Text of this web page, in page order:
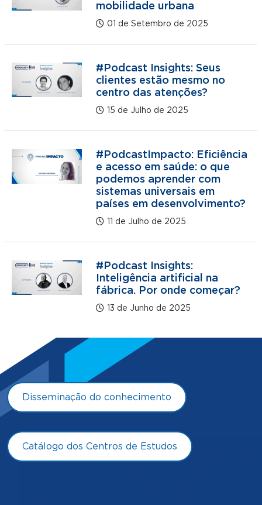
mobilidade urbana
01 de Setembro de 2025
#Podcast Insights: Seus
clientes estão mesmo no
centro das atenções?
15 de Julho de 2025
#PodcastImpacto: Eficiência
e acesso em saúde: o que
podemos aprender com
sistemas universais em
países em desenvolvimento?
11 de Julho de 2025
#Podcast Insights:
Inteligência artificial na
fábrica. Por onde começar?
13 de Junho de 2025
Disseminação do conhecimento
Catálogo dos Centros de Estudos